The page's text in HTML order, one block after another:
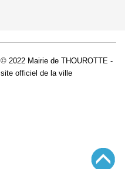
© 2022 Mairie de THOUROTTE -
site officiel de la ville